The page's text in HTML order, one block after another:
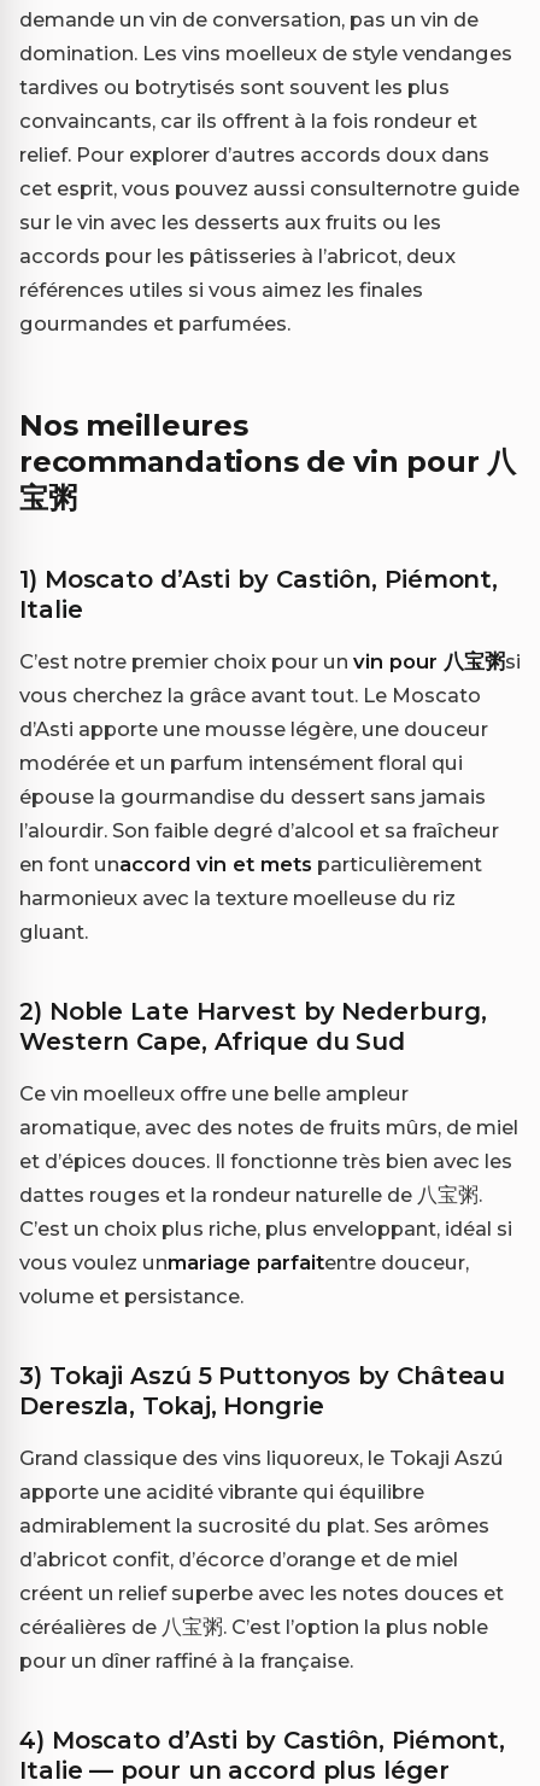
demande un vin de conversation, pas un vin de
domination. Les vins moelleux de style vendanges
tardives ou botrytisés sont souvent les plus
convaincants, car ils offrent à la fois rondeur et
relief. Pour explorer d’autres accords doux dans
cet esprit, vous pouvez aussi consulternotre guide
sur le vin avec les desserts aux fruits ou les
accords pour les pâtisseries à l’abricot, deux
références utiles si vous aimez les finales
gourmandes et parfumées.
Nos meilleures
recommandations de vin pour 八
宝粥
1) Moscato d’Asti by Castiôn, Piémont,
Italie
C’est notre premier choix pour un vin pour 八宝粥si
vous cherchez la grâce avant tout. Le Moscato
d’Asti apporte une mousse légère, une douceur
modérée et un parfum intensément floral qui
épouse la gourmandise du dessert sans jamais
l’alourdir. Son faible degré d’alcool et sa fraîcheur
en font unaccord vin et mets particulièrement
harmonieux avec la texture moelleuse du riz
gluant.
2) Noble Late Harvest by Nederburg,
Western Cape, Afrique du Sud
Ce vin moelleux offre une belle ampleur
aromatique, avec des notes de fruits mûrs, de miel
et d’épices douces. Il fonctionne très bien avec les
dattes rouges et la rondeur naturelle de 八宝粥.
C’est un choix plus riche, plus enveloppant, idéal si
vous voulez unmariage parfaitentre douceur,
volume et persistance.
3) Tokaji Aszú 5 Puttonyos by Château
Dereszla, Tokaj, Hongrie
Grand classique des vins liquoreux, le Tokaji Aszú
apporte une acidité vibrante qui équilibre
admirablement la sucrosité du plat. Ses arômes
d’abricot confit, d’écorce d’orange et de miel
créent un relief superbe avec les notes douces et
céréalières de 八宝粥. C’est l’option la plus noble
pour un dîner raffiné à la française.
4) Moscato d’Asti by Castiôn, Piémont,
Italie — pour un accord plus léger